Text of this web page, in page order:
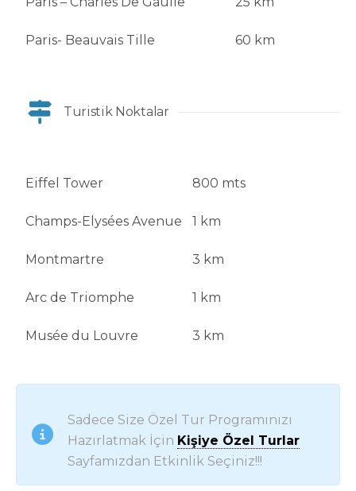
Paris- Beauvais Tille 60 km
Turistik Noktalar
Eiffel Tower 800 mts
Champs-Elysées Avenue 1 km
Montmartre 3 km
Arc de Triomphe 1 km
Musée du Louvre 3 km
Sadece Size Özel Tur Programınızı
Hazırlatmak İçin Kişiye Özel Turlar
Sayfamızdan Etkinlik Seçiniz!!!